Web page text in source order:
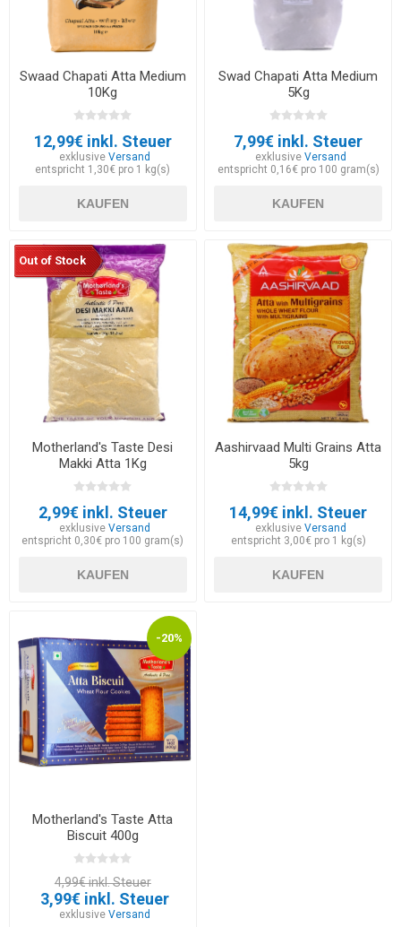
Swaad Chapati Atta Medium
10Kg
12,99€ inkl. Steuer
exklusiveVersand
entspricht 1,30€ pro 1 kg(s)
KAUFEN
Swad Chapati Atta Medium
5Kg
7,99€ inkl. Steuer
exklusive Versand
entspricht 0,16€ pro 100 gram(s)
KAUFEN
Out of Stock
Motherland's Taste Desi
Makki Atta 1Kg
2,99€ inkl. Steuer
exklusiveVersand
entspricht 0,30€ pro 100 gram(s)
KAUFEN
Aashirvaad Multi Grains Atta
5kg
14,99€ inkl. Steuer
exklusive Versand
entspricht 3,00€ pro 1 kg(s)
KAUFEN
-20%
Motherland's Taste Atta
Biscuit 400g
4,99€ inkl. Steuer
3,99€ inkl. Steuer
exklusiveVersand